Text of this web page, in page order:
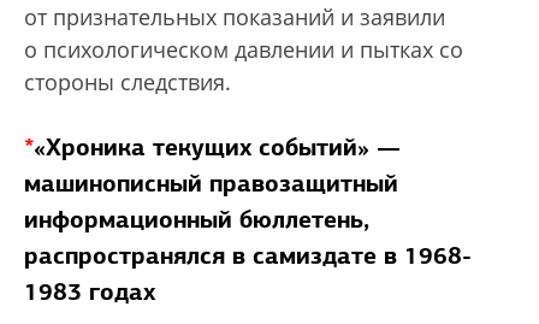
от признательных показаний и заявили
о психологическом давлении и пытках со
стороны следствия.
*«Хроника текущих событий» —
машинописный правозащитный
информационный бюллетень,
распространялся в самиздате в 1968-
1983 годах